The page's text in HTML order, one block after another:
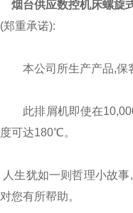
烟台供应数控机床螺旋
(郑重承诺):
本公司所生产产品,保客
此排屑机即使在
度可达180℃。
人生犹如一则哲理小故
对您有所帮助。